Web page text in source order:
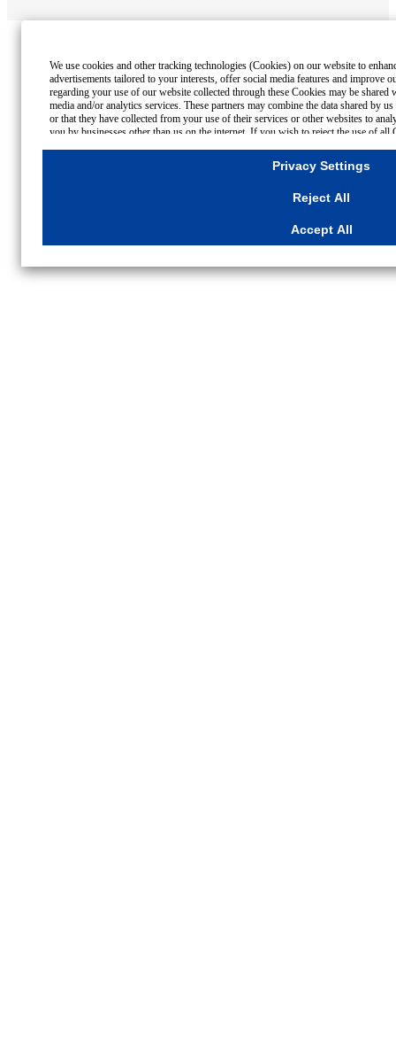
We use cookies and other tracking technologies (Cookies) on our website to
advertisements tailored to your interests, offer social media features and improve
regarding your use of our website collected through these Cookies may be
media and/or analytics services. These partners may combine the data shared by
or that they have collected from your use of their services or other websites to
you by businesses other than us on the internet. If you wish to reject the use of
button. You can change your consent or
button on this banner or through your browser's "Settings".
Privacy Settings
Reject All
Accept All